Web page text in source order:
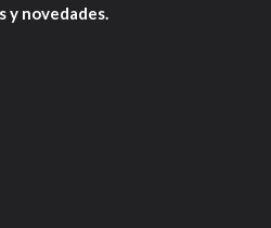
y novedades.